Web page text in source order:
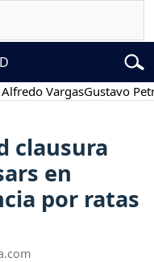
VargasGustavo Petro
clausura
en
por ratas